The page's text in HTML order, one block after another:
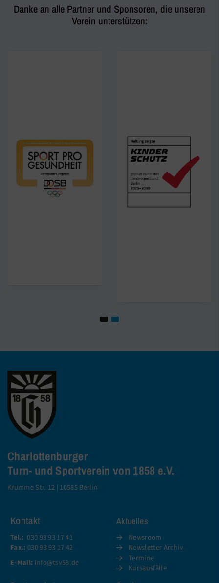
Danke an alle Partner und Sponsoren, die unseren
Verein unterstützen:
Charlottenburger
Turn- und Sportverein von 1858 e.V.
Krumme Str. 12 | 10585 Berlin
Kontakt
Tel.: 030 93 93 17 41
Fax.:030 93 93 17 42
E-Mail: info@tsv58.de
Aktuelles
Newsroom
Newsletter Archiv
Termine
Kursausfälle